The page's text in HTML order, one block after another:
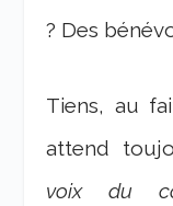
? Des
Tiens, au
attend
voix du